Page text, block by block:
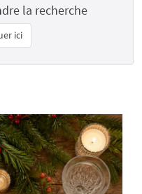
la recherche
ici